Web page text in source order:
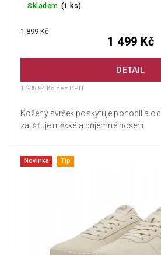
Skladem (1 ks)
DETAIL
1 238,84 Kč bez DPH
1 899 Kč
1 499 Kč
Kožený svršek poskytuje pohodlí a
zajišťuje měkké a příjemné nošení.
Novinka Tip